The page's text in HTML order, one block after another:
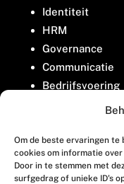
Om de beste ervaringen
cookies om informatie
Door in te stemmen met
surfgedrag of unieke ID's
Identiteit
HRM
Governance
Communicatie
Bedrijfsvoering
Contact